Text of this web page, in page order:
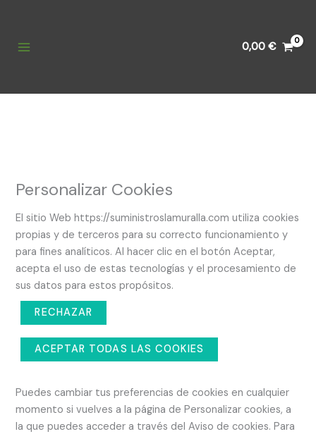
contenido
0,00€
Personalizar Cookies
El sitio Web https://suministroslamuralla.com utiliza cookies
propias y de terceros para su correcto funcionamiento y
para fines analíticos. Al hacer clic en el botón Aceptar,
acepta el uso de estas tecnologías y el procesamiento de
sus datos para estos propósitos.
RECHAZAR
ACEPTAR TODAS LAS COOKIES
Puedes cambiar tus preferencias de cookies en cualquier
momento si vuelves a la página de Personalizar cookies, a
la que puedes acceder a través del Aviso de cookies. Para